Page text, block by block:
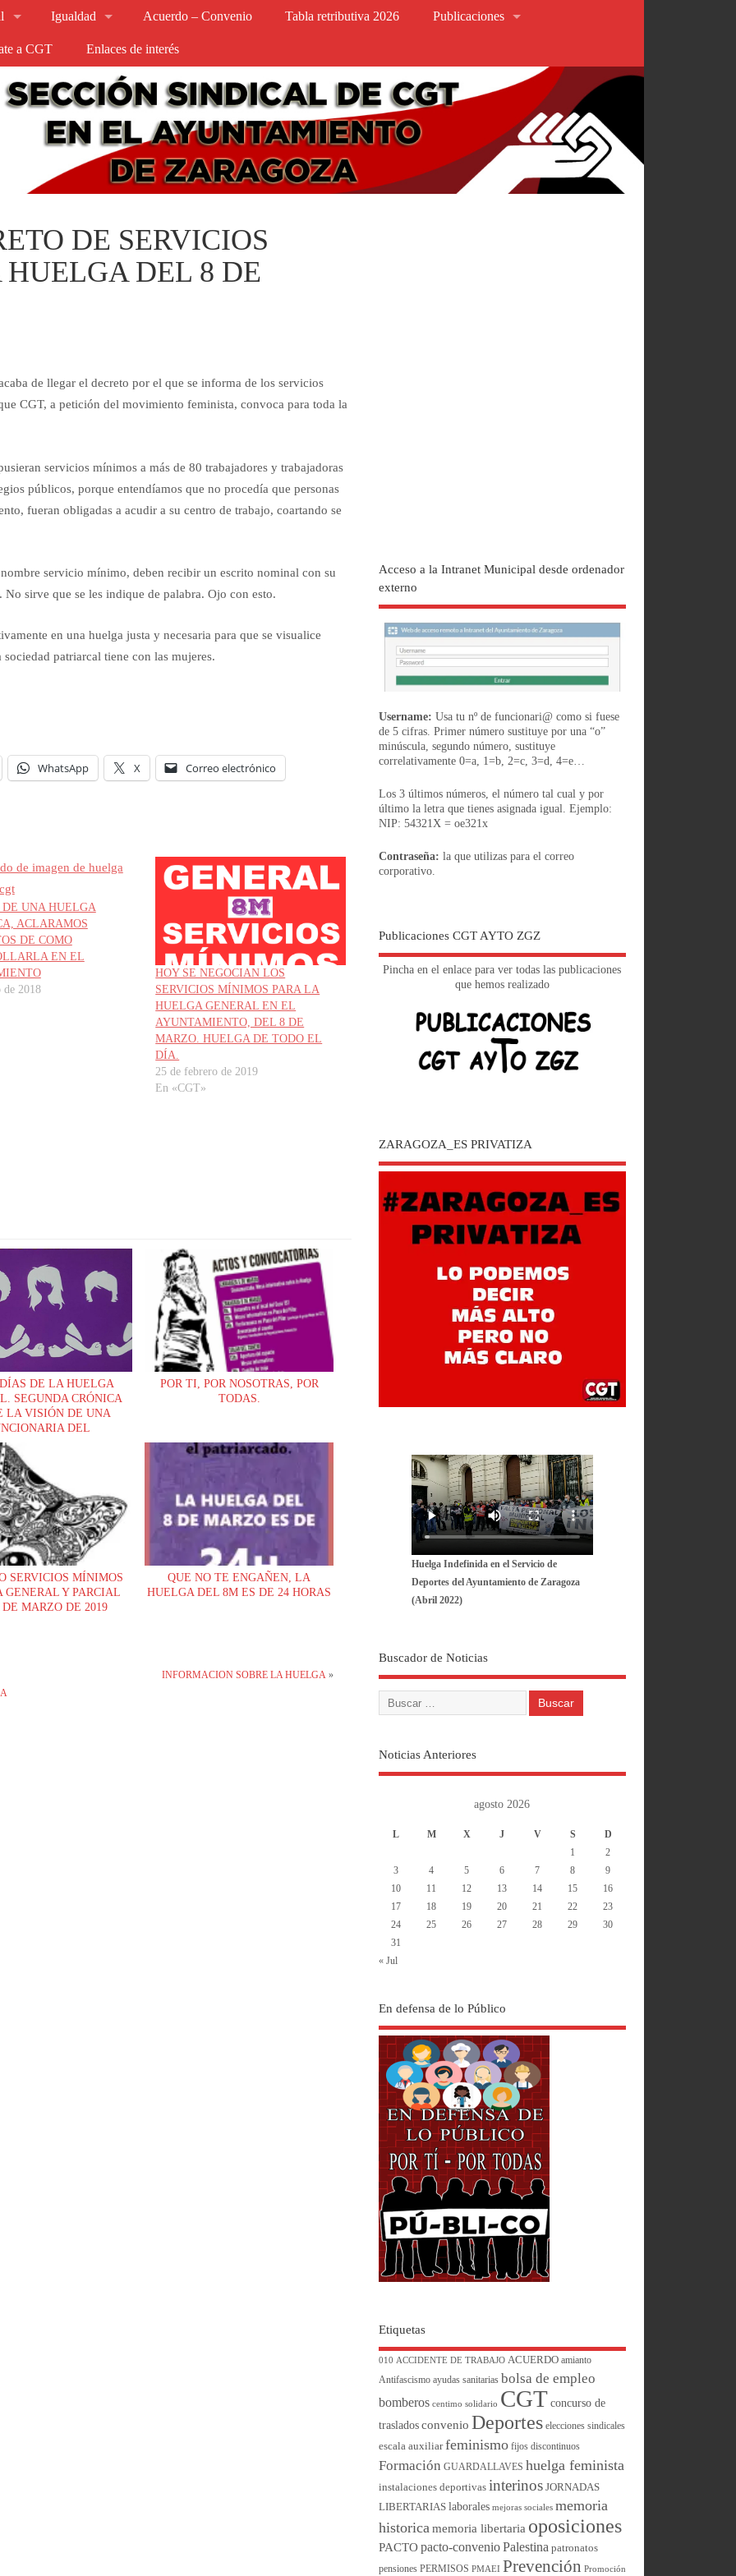
Igualdad Acuerdo – Convenio Tabla retributiva 2026 Publicaciones
a CGT Enlaces de interés
DE SERVICIOS
DEL 8 DE
de llegar el decreto por el que se informa de los servicios
CGT, a petición del movimiento feminista, convoca para toda la
servicios mínimos a más de 80 trabajadores y trabajadoras
públicos, porque entendíamos que no procedía que personas
fueran obligadas a acudir a su centro de trabajo, coartando se
servicio mínimo, deben recibir un escrito nominal con su
sirve que se les indique de palabra. Ojo con esto.
en una huelga justa y necesaria para que se visualice
patriarcal tiene con las mujeres.
WhatsApp X Correo electrónico
UNA HUELGA
ACLARAMOS
DE COMO
EN EL
de 2018
HOY SE NEGOCIAN LOS
SERVICIOS MÍNIMOS PARA LA
HUELGA GENERAL EN EL
AYUNTAMIENTO, DEL 8 DE
MARZO. HUELGA DE TODO EL
DÍA.
25 de febrero de 2019
En «CGT»
DE LA HUELGA
SEGUNDA CRÓNICA
LA VISIÓN DE UNA
DEL
POR TI, POR NOSOTRAS, POR
TODAS.
SERVICIOS MÍNIMOS
GENERAL Y PARCIAL
MARZO DE 2019
QUE NO TE ENGAÑEN, LA
HUELGA DEL 8M ES DE 24 HORAS
INFORMACION SOBRE LA HUELGA »
Acceso a la Intranet Municipal desde ordenador
externo
Username: Usa tu nº de funcionari@ como si fuese
de 5 cifras. Primer número sustituye por una “o”
minúscula, segundo número, sustituye
correlativamente 0=a, 1=b, 2=c, 3=d, 4=e…
Los 3 últimos números, el número tal cual y por
último la letra que tienes asignada igual. Ejemplo:
NIP: 54321X = oe321x
Contraseña: la que utilizas para el correo
corporativo.
Publicaciones CGT AYTO ZGZ
Pincha en el enlace para ver todas las publicaciones
que hemos realizado
ZARAGOZA_ES PRIVATIZA
Huelga Indefinida en el Servicio de
Deportes del Ayuntamiento de Zaragoza
(Abril 2022)
Buscador de Noticias
Noticias Anteriores
agosto 2026
L M X J V S
D
1
2
3
4 5 6 7 8
9
10
11 12 13 14 15
16
17
18 19 20 21 22
23
24
25 26 27 28 29
30
31
« Jul
En defensa de lo Público
Etiquetas
010 ACCIDENTE DE TRABAJO ACUERDO amianto
Antifascismo ayudas sanitarias bolsa de empleo
bomberos centimo solidario CGT concurso de
traslados convenio Deportes elecciones sindicales
escala auxiliar feminismo fijos discontinuos
Formación GUARDALLAVES huelga feminista
instalaciones deportivas interinos JORNADAS
LIBERTARIAS laborales mejoras sociales memoria
historica memoria libertaria oposiciones
PACTO pacto-convenio Palestina patronatos
pensiones PERMISOS PMAEI Prevención Promoción